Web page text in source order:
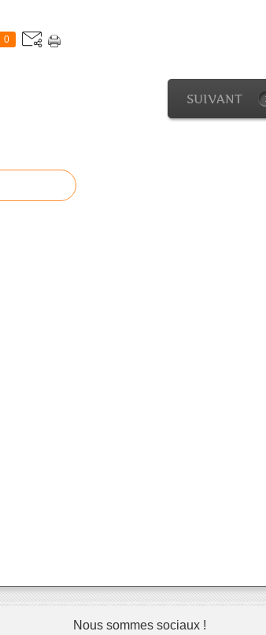
0
SUIVANT
Nous sommes sociaux !